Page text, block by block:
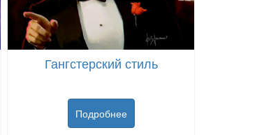
Гангстерский стиль
Подробнее